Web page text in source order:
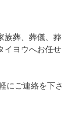
族葬、葬儀、葬
イヨウへお任せ
にご連絡を下さ